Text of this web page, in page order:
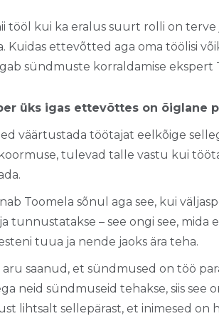
tööl kui ka eralus suurt rolli on
Kuidas ettevõtted aga oma töölisi
sündmuste korraldamise ekspert
üks igas ettevõttes on õiglane
väärtustada töötajat eelkõige
tulevad talle vastu kui
Toomela sõnul aga see, kui
tunnustatakse – see ongi see,
tuua ja nende jaoks ära teha.
saanud, et sündmused on töö
neid sündmuseid tehakse, siis
lihtsalt sellepärast, et inimesed on